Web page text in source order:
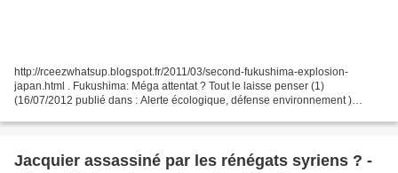
http://rceezwhatsup.blogspot.fr/2011/03/second-fukushima-explosion-
japan.html . Fukushima: Méga attentat ? Tout le laisse penser (1)
(16/07/2012 publié dans : Alerte écologique, défense environnement )
Jacquier assassiné par les rénégats syriens ? -